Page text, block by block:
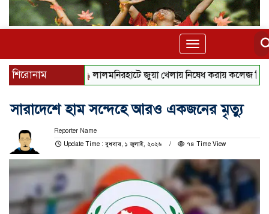
Toggle
navigation
শিরোনাম ‎লালমনিরহাটে জুয়া খেলায় নিষেধ করায় কলেজ শিক্ষকের
সারাদেশে হাম সন্দেহে আরও একজনের মৃত্যু
Reporter Name
Update Time : বুধবার, ১ জুলাই, ২০২৬
৭৪ Time View